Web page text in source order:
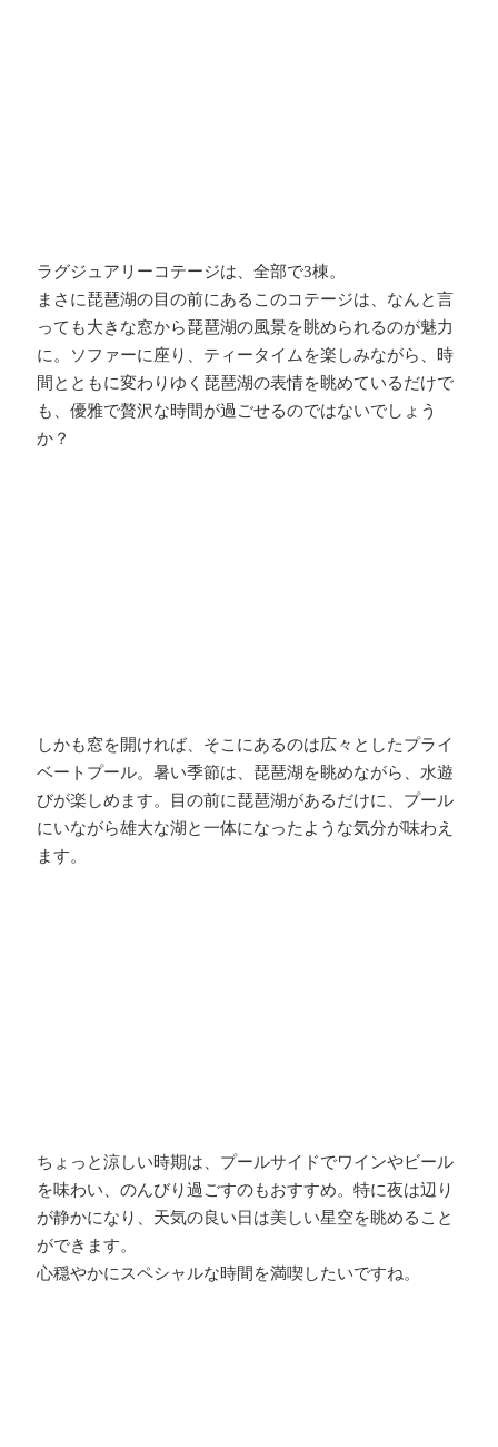
ラグジュアリーコテージは、全部で3棟。
まさに琵琶湖の目の前にあるこのコテージは、なんと言
っても大きな窓から琵琶湖の風景を眺められるのが魅力
に。ソファーに座り、ティータイムを楽しみながら、時
間とともに変わりゆく琵琶湖の表情を眺めているだけで
も、優雅で贅沢な時間が過ごせるのではないでしょう
か？
しかも窓を開ければ、そこにあるのは広々としたプライ
ベートプール。暑い季節は、琵琶湖を眺めながら、水遊
びが楽しめます。目の前に琵琶湖があるだけに、プール
にいながら雄大な湖と一体になったような気分が味わえ
ます。
ちょっと涼しい時期は、プールサイドでワインやビール
を味わい、のんびり過ごすのもおすすめ。特に夜は辺り
が静かになり、天気の良い日は美しい星空を眺めること
ができます。
心穏やかにスペシャルな時間を満喫したいですね。